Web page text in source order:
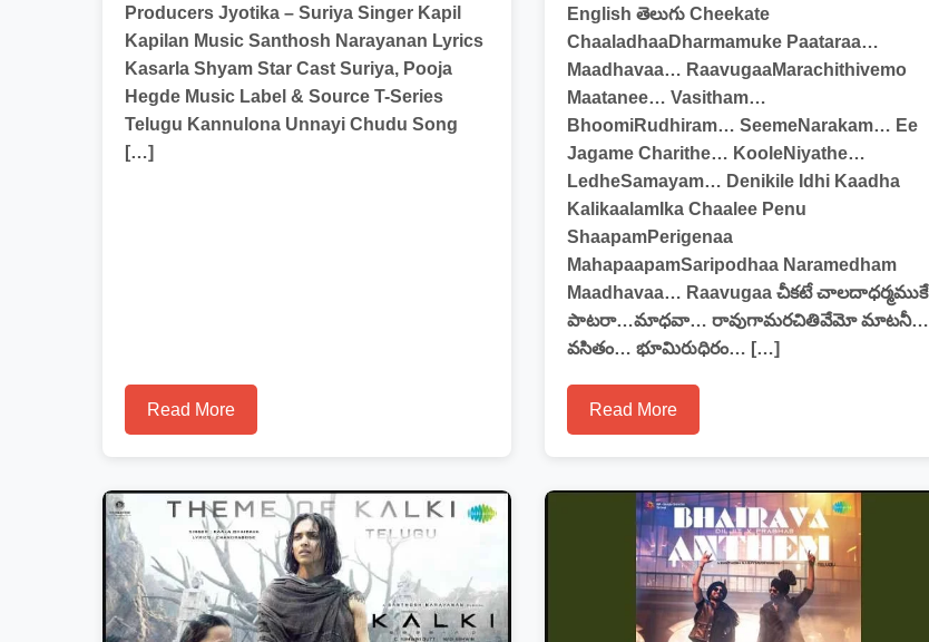
Producers Jyotika – Suriya Singer Kapil
Kapilan Music Santhosh Narayanan Lyrics
Kasarla Shyam Star Cast Suriya, Pooja
Hegde Music Label & Source T-Series
Telugu Kannulona Unnayi Chudu Song
[…]
Read More
English తెలుగు Cheekate
ChaaladhaaDharmamuke Paataraa…
Maadhavaa… RaavugaaMarachithivemo
Maatanee… Vasitham…
BhoomiRudhiram… SeemeNarakam… Ee
Jagame Charithe… KooleNiyathe…
LedheSamayam… Denikile Idhi Kaadha
KalikaalamIka Chaalee Penu
ShaapamPerigenaa
MahapaapamSaripodhaa Naramedham
Maadhavaa… Raavugaa చీకటే చాలదాధర్మముకే
పాటరా…మాధవా… రావుగామరచితివేమో మాటనీ…
వసితం… భూమిరుధిరం… […]
Read More